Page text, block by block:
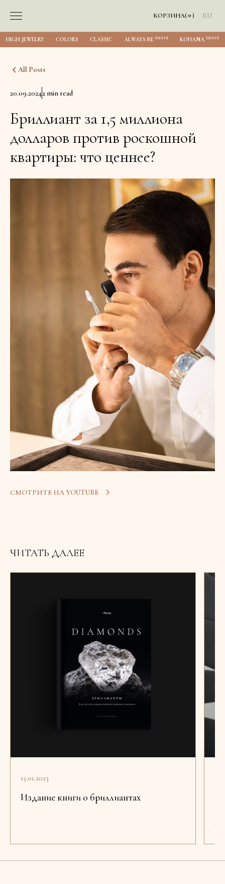
КОРЗИНА(0) RU
HIGH JEWELRY COLORS CLASSIC ALWAYS BE [SEED] KOHANA [SEED]
All Posts
20.09.20242 min read
Бриллиант за 1,5 миллиона
долларов против роскошной
квартиры: что ценнее?
СМОТРИТЕ НА YOUTUBE
ЧИТАТЬ ДАЛЕЕ
15.01.2023
Издание книги о бриллиантах